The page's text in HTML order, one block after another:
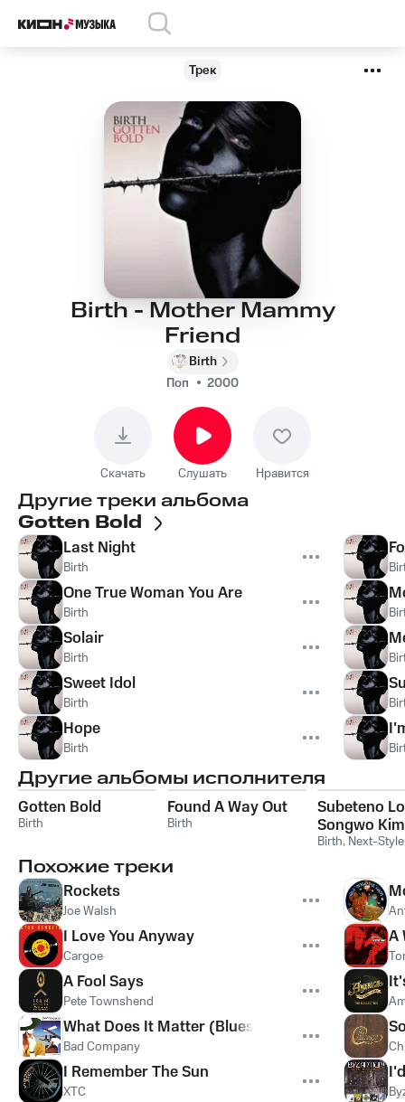
Трек
Birth - Mother Mammy
Friend
Birth
Поп
2000
Скачать Слушать Нравится
Другие треки альбома
Gotten Bold
Last Night
Birth
One True Woman You Are
Birth
Solair
Birth
Sweet Idol
Birth
Hope
Birth
Другие альбомы исполнителя
Gotten Bold
Birth
Found A Way Out
Birth
Subeteno
Songwo
Birth, Next-Style
Похожие треки
Rockets
Joe Walsh
I Love You Anyway
Cargoe
A Fool Says
Pete Townshend
What Does It Matter (Blues Jam)
Bad Company
I Remember The Sun
XTC
A